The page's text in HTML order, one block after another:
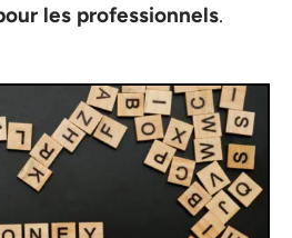
les professionnels.